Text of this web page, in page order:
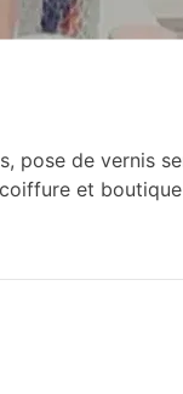
pose de vernis
et